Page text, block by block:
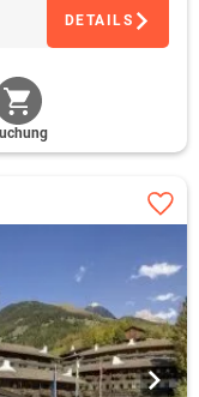
DETAILS